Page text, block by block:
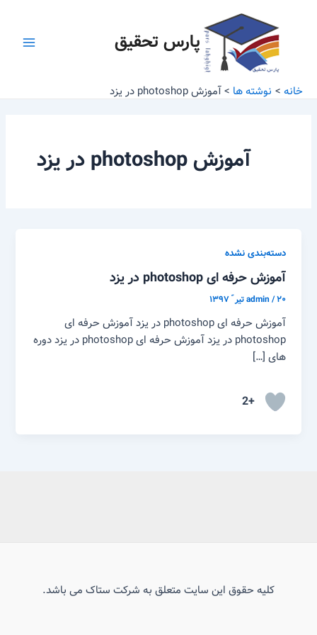
پارس تحقیق
خانه نوشته ها آموزش photoshop در یزد
آموزش photoshop در یزد
دسته‌بندی نشده
آموزش حرفه ای photoshop در یزد
admin/۲۰ تیر ّ ۱۳۹۷
آموزش حرفه ای photoshop در یزد آموزش حرفه ای
photoshop در یزد آموزش حرفه ای photoshop در یزد دوره
های […]
+2
کلیه حقوق این سایت متعلق به شرکت ستاک می باشد.